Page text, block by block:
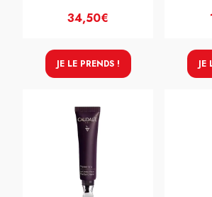
34,50€
JE LE PRENDS ! JE